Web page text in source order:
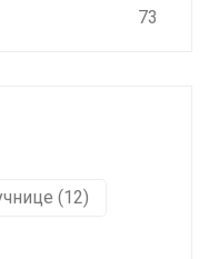
73
(12)